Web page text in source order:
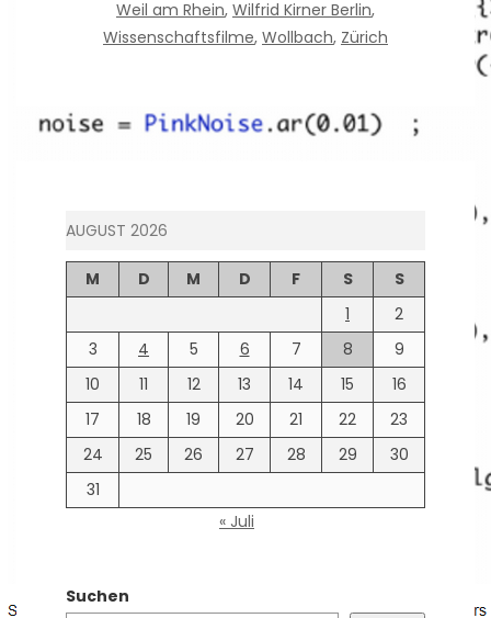
Weil am Rhein, Wilfrid Kirner Berlin,
Wissenschaftsfilme, Wollbach, Zürich
AUGUST 2026
M D M D F S
S
1
2
3
4 5 6 7 8
9
10
11 12 13 14 15
16
17
18 19 20 21 22
23
24
25 26 27 28 29
30
31
« Juli
Suchen